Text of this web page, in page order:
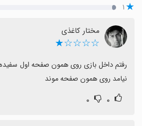
۱
مختار کاغذی
☆☆☆☆★
نیامد روی همون صفحه موند
۰ ۰